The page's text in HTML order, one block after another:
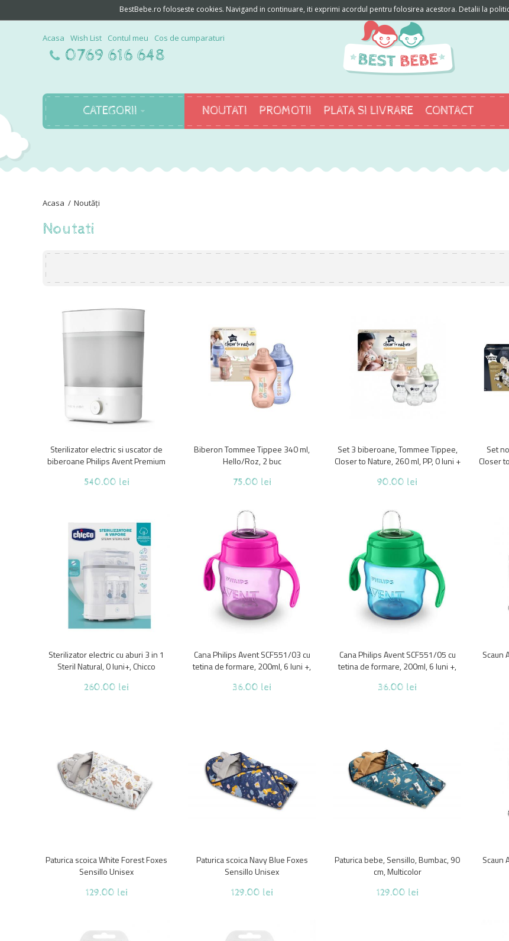
Acasa Wish List Contul meu Cos de cumparaturi
0769 616 648
CATEGORII NOUTATI PROMOTII PLATA SI LIVRARE CONTACT
Noutăți
Noutati
Sterilizator electric si uscator de
biberoane Philips Avent Premium
540.00 lei
Biberon Tommee Tippee 340 ml,
Hello/Roz, 2 buc
75.00 lei
Set 3 biberoane, Tommee Tippee,
Closer to Nature, 260 ml, PP, 0 luni +
90.00 lei
Set
Closer
Sterilizator electric cu aburi 3 in 1
Steril Natural, 0 luni+, Chicco
260.00 lei
Cana Philips Avent SCF551/03 cu
tetina de formare, 200ml, 6 luni +,
36.00 lei
Cana Philips Avent SCF551/05 cu
tetina de formare, 200ml, 6 luni +,
36.00 lei
Scaun
Paturica scoica White Forest Foxes
Sensillo Unisex
129.00 lei
Paturica scoica Navy Blue Foxes
Sensillo Unisex
129.00 lei
Paturica bebe, Sensillo, Bumbac, 90
cm, Multicolor
129.00 lei
Scaun
BestBebe.ro foloseste cookies. Navigand in continuare, iti exprimi acordul pentru folosirea acestora. Detalii la